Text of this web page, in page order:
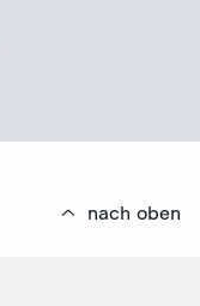
nach oben